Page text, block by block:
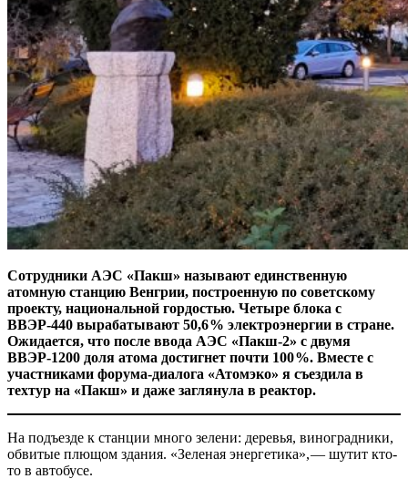
Сотрудники АЭС «Пакш» называют единственную
атомную станцию Венгрии, построенную по советскому
проекту, национальной гордостью. Четыре блока с
ВВЭР-440 вырабатывают 50,6 % электроэнергии в стране.
Ожидается, что после ввода АЭС «Пакш-2» с двумя
ВВЭР-1200 доля атома достигнет почти 100 %. Вместе с
участниками форума-диалога «Атомэко» я съездила в
техтур на «Пакш» и даже заглянула в реактор.
На подъезде к станции много зелени: деревья, виноградники,
обвитые плющом здания. «Зеленая энергетика», — шутит кто-
то в автобусе.